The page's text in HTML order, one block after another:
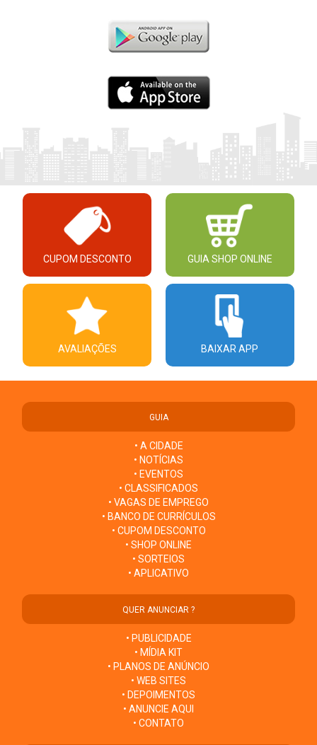
CUPOM DESCONTO GUIA SHOP ONLINE
AVALIAÇÕES BAIXAR APP
GUIA
• A CIDADE
• NOTÍCIAS
• EVENTOS
• CLASSIFICADOS
• VAGAS DE EMPREGO
• BANCO DE CURRÍCULOS
• CUPOM DESCONTO
• SHOP ONLINE
• SORTEIOS
• APLICATIVO
QUER ANUNCIAR ?
• PUBLICIDADE
• MÍDIA KIT
• PLANOS DE ANÚNCIO
• WEB SITES
• DEPOIMENTOS
• ANUNCIE AQUI
• CONTATO